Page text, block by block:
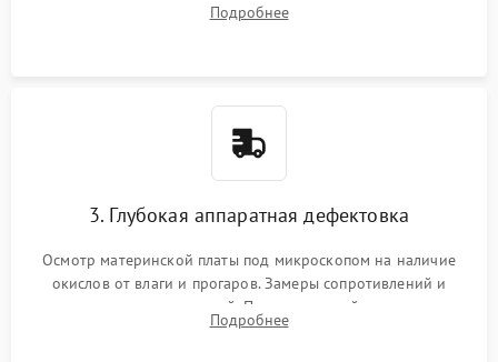
высохшей термопасты с кристаллов чипов.
Подробнее
3. Глубокая аппаратная дефектовка
Осмотр материнской платы под микроскопом на наличие
окислов от влаги и прогаров. Замеры сопротивлений и
дежурных напряжений. Проверка цепей питания,
мультиконтроллера, процессора и видеочипа.
Подробнее